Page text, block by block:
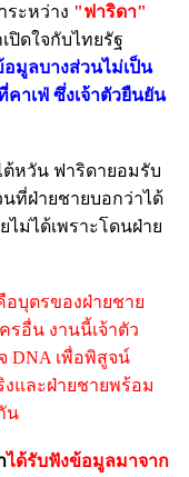
ระหว่าง "ฟาริดา"
ปิดใจกับไทยรัฐ
มูลบางส่วนไม่เป็น
าเฟ่ ซึ่งเจ้าตัวยืนยัน
ต้หวัน ฟาริดายอมรับ
ที่ฝ่ายชายบอกว่าได้
ม่ได้เพราะโดนฝ่าย
อบุตรของฝ่ายชาย
อื่น งานนี้เจ้าตัว
DNA เพื่อพิสูจน์
และฝ่ายชายพร้อม
น
ได้รับฟังข้อมูลมาจาก